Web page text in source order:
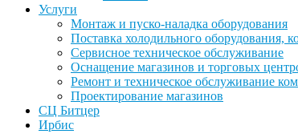
Услуги
Монтаж и пуско-наладка оборудования
Поставка холодильного оборудования,
Сервисное техническое обслуживание
Оснащение магазинов и торговых
Ремонт и техническое обслуживание
Проектирование магазинов
СЦ Битцер
Ирбис